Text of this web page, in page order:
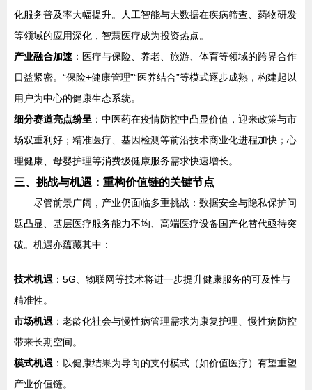
化服务普及率大幅提升。人工智能与大数据在疾病筛查、药物研发
等领域的应用深化，智慧医疗成为投资热点。
产业融合加速 ：医疗与保险、养老、旅游、体育等领域的跨界合作
日益紧密。“保险+健康管理”“医养结合”等模式逐步成熟，构建起以
用户为中心的健康生态系统。
细分赛道亮点纷呈 ：中医药在疫情防控中凸显价值，迎来政策与市
场双重利好；精准医疗、基因检测等前沿技术商业化进程加快；心
理健康、母婴护理等消费级健康服务需求快速增长。
三、挑战与机遇：重构价值链的关键节点
尽管前景广阔，产业仍面临多重挑战：数据安全与隐私保护问
题凸显、基层医疗服务能力不均、高端医疗设备国产化替代亟待突
破。机遇亦蕴藏其中：
技术机遇 ：5G、物联网等技术将进一步提升健康服务的可及性与
精准性。
市场机遇 ：老龄化社会与慢性病管理需求为康复护理、慢性病防控
带来长期空间。
模式机遇 ：以健康结果为导向的支付模式（如价值医疗）有望重塑
产业价值链。